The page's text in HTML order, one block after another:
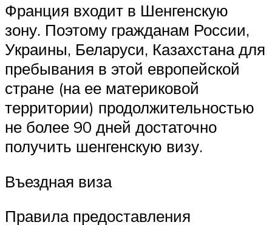
Франция входит в Шенгенскую
зону. Поэтому гражданам России,
Украины, Беларуси, Казахстана для
пребывания в этой европейской
стране (на ее материковой
территории) продолжительностью
не более 90 дней достаточно
получить шенгенскую визу.
Въездная виза
Правила предоставления